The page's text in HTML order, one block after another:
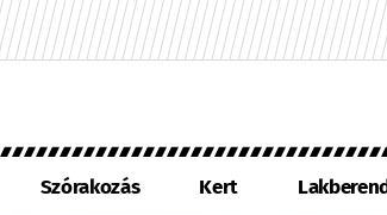
Szórakozás Kert